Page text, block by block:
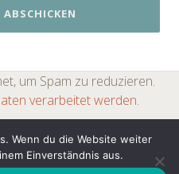
um Spam zu reduzieren.
verarbeitet werden.
| THEME:
Wenn du die Website weiter
Einverständnis aus.